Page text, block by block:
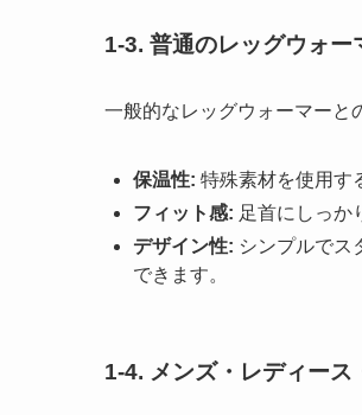
1-3. 普通のレッグウォ
一般的なレッグウォーマーと
保温性: 特殊素材を使用す
フィット感: 足首にしっか
デザイン性: シンプルでス
できます。
1-4. メンズ・レディー